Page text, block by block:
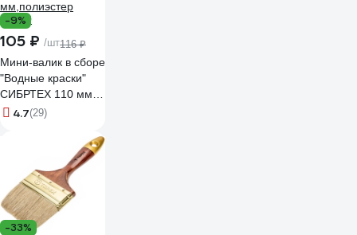
-9%
105 ₽ /шт116 ₽
Мини-валик в сборе
"Водные краски"
СИБРТЕХ 110 мм,
ворс 12 мм,D - 16
4.7(29)
-33%